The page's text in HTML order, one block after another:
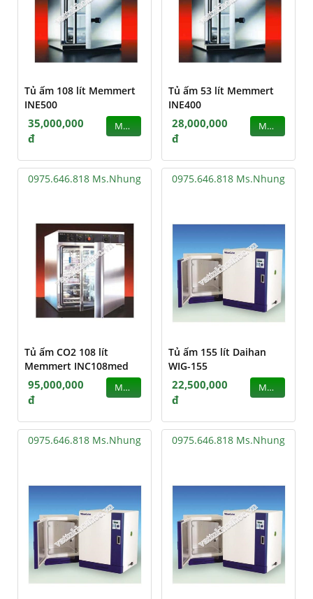
Tủ ấm 108 lít Memmert
INE500
35,000,000
đ
MUA
Tủ ấm 53 lít Memmert
INE400
28,000,000
đ
MUA
0975.646.818 Ms.Nhung
Tủ ấm CO2 108 lít
Memmert INC108med
95,000,000
đ
MUA
0975.646.818 Ms.Nhung
Tủ ấm 155 lít Daihan
WIG-155
22,500,000
đ
MUA
0975.646.818 Ms.Nhung 0975.646.818 Ms.Nhung